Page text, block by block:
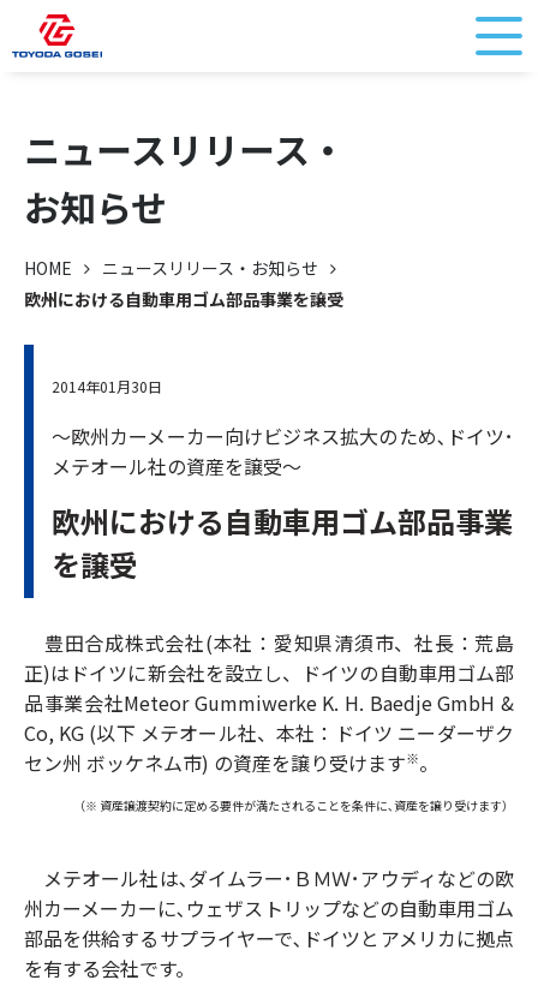
ニュースリリース・
お知らせ
HOME
ニュースリリース・お知らせ
欧州における自動車用ゴム部品事業を譲受
2014年01月30日
～欧州カーメーカー向けビジネス拡大のため､ドイツ･
メテオール社の資産を譲受～
欧州における自動車用ゴム部品事業
を譲受
豊田合成株式会社(本社：愛知県清須市、社長：荒島
正)はドイツに新会社を設立し、ドイツの自動車用ゴム部
品事業会社Meteor Gummiwerke K. H. Baedje GmbH &
Co, KG (以下 メテオール社、本社：ドイツ ニーダーザク
セン州 ボッケネム市) の資産を譲り受けます※。
（※ 資産譲渡契約に定める要件が満たされることを条件に､資産を譲り受けます）
メテオール社は､ダイムラー･ＢＭＷ･アウディなどの欧
州カーメーカーに､ウェザストリップなどの自動車用ゴム
部品を供給するサプライヤーで､ドイツとアメリカに拠点
を有する会社です。